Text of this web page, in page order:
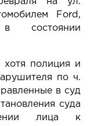
Ford,
состоянии
хотя полиция и
по ч.
в суд
суда
лица к